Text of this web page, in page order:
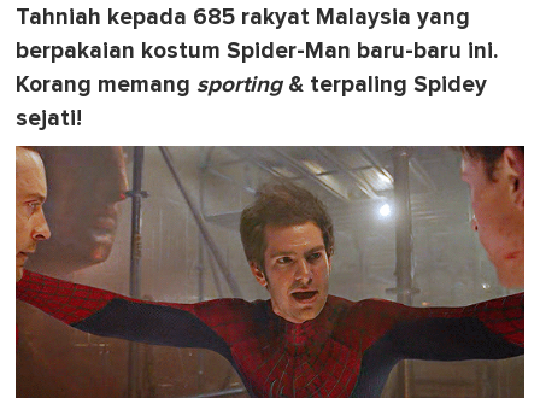
Tahniah kepada 685 rakyat Malaysia yang
berpakaian kostum Spider-Man baru-baru ini.
Korang memang sporting& terpaling Spidey
sejati!